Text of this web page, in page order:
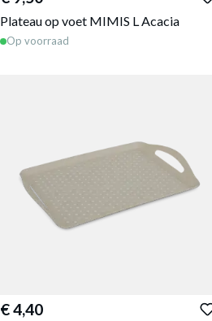
Plateau op voet MIMIS L Acacia
Op voorraad
€ 4,40